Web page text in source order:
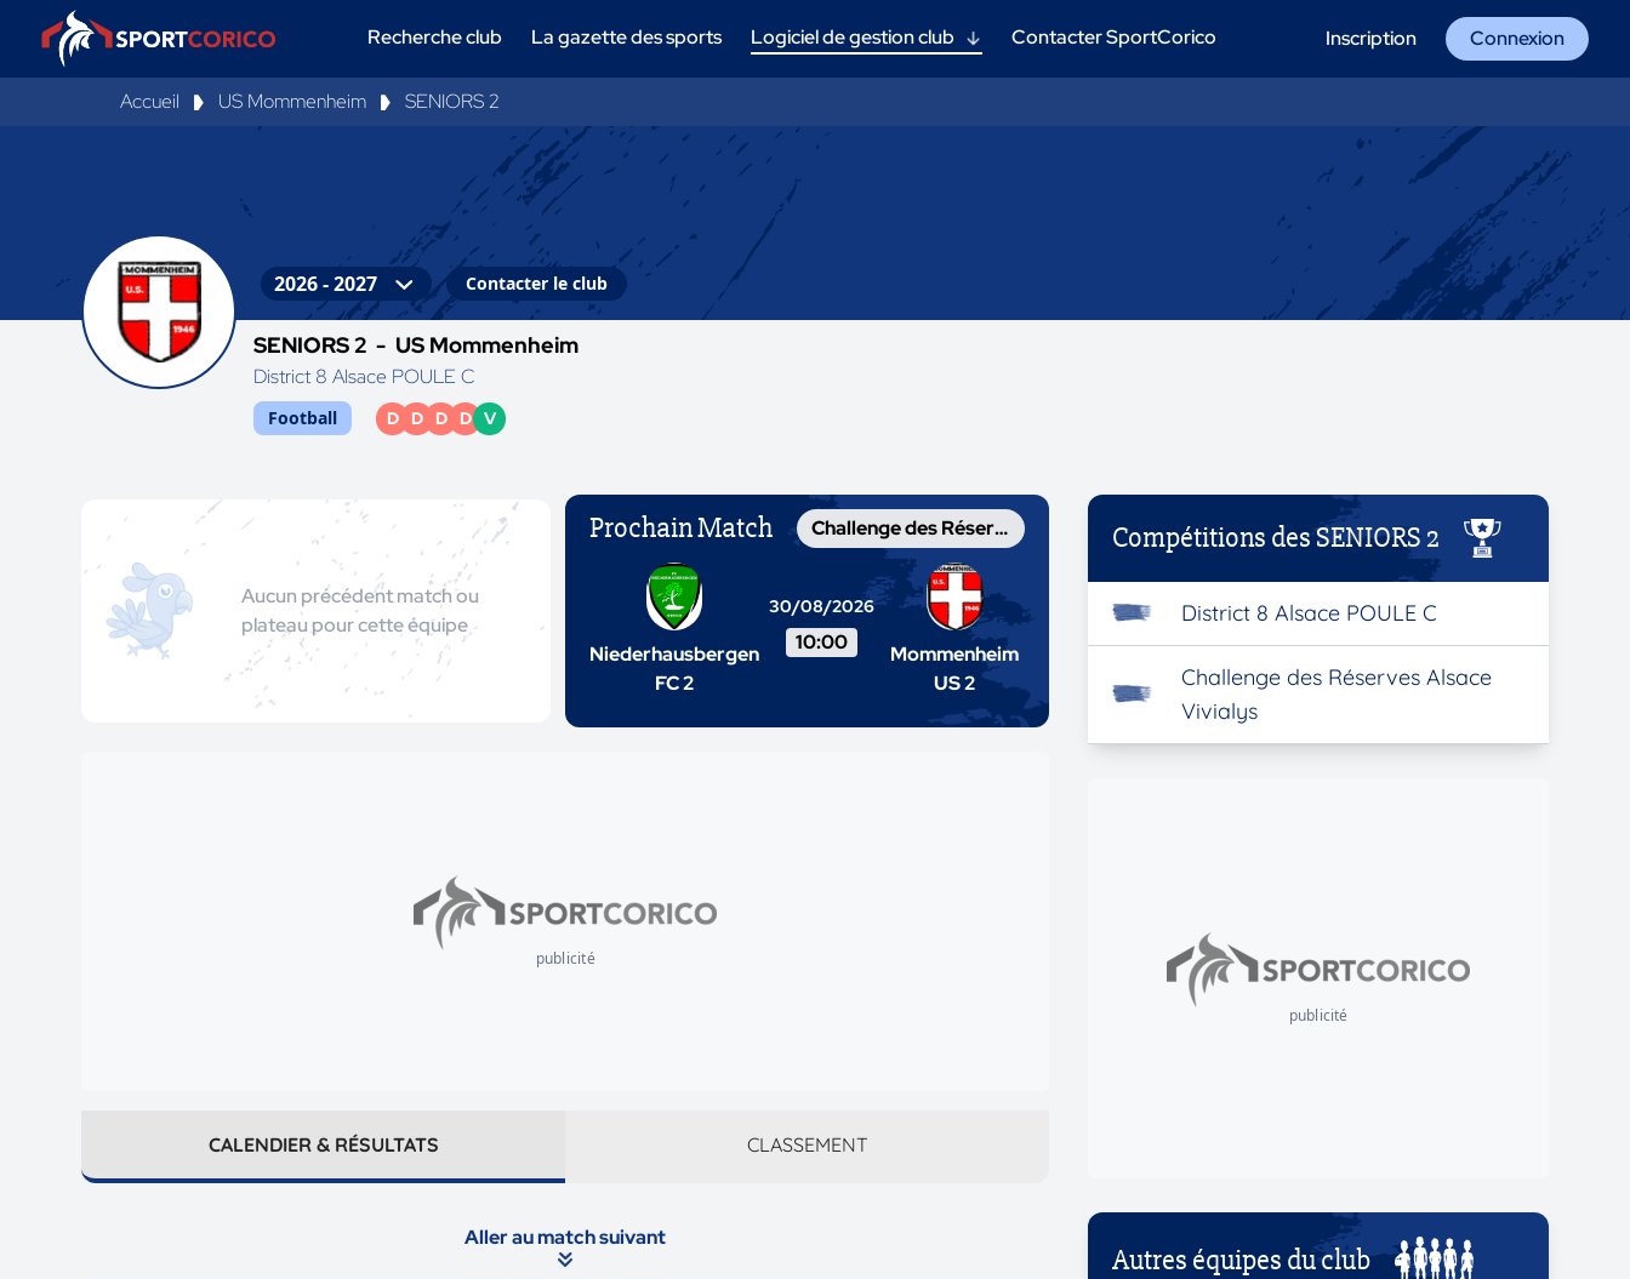
Recherche club La gazette des sports Logiciel de gestion club Contacter SportCorico Inscription Connexion
Accueil US Mommenheim SENIORS 2
Contacter le club
SENIORS 2 - US Mommenheim
District 8 Alsace POULE C
Football D D D D V
Aucun précédent match ou
plateau pour cette équipe
Prochain Match Challenge des Réserves Alsace Vivialys
Niederhausbergen
FC 2
30/08/2026
10:00
Mommenheim
US 2
publicité
CALENDIER & RÉSULTATS CLASSEMENT
Aller au match suivant
Compétitions des SENIORS 2
District 8 Alsace POULE C
Challenge des Réserves Alsace
Vivialys
publicité
Autres équipes du club